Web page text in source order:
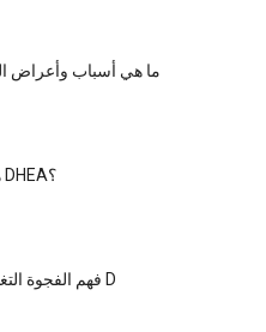
ما هي أسباب وأعراض
هل أحتاج إلى أخذ DHEA؟
فهم الفجوة التغطية الطبية الجزء D